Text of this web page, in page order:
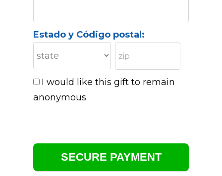
Estado y Código postal:
I would like this gift to remain
anonymous